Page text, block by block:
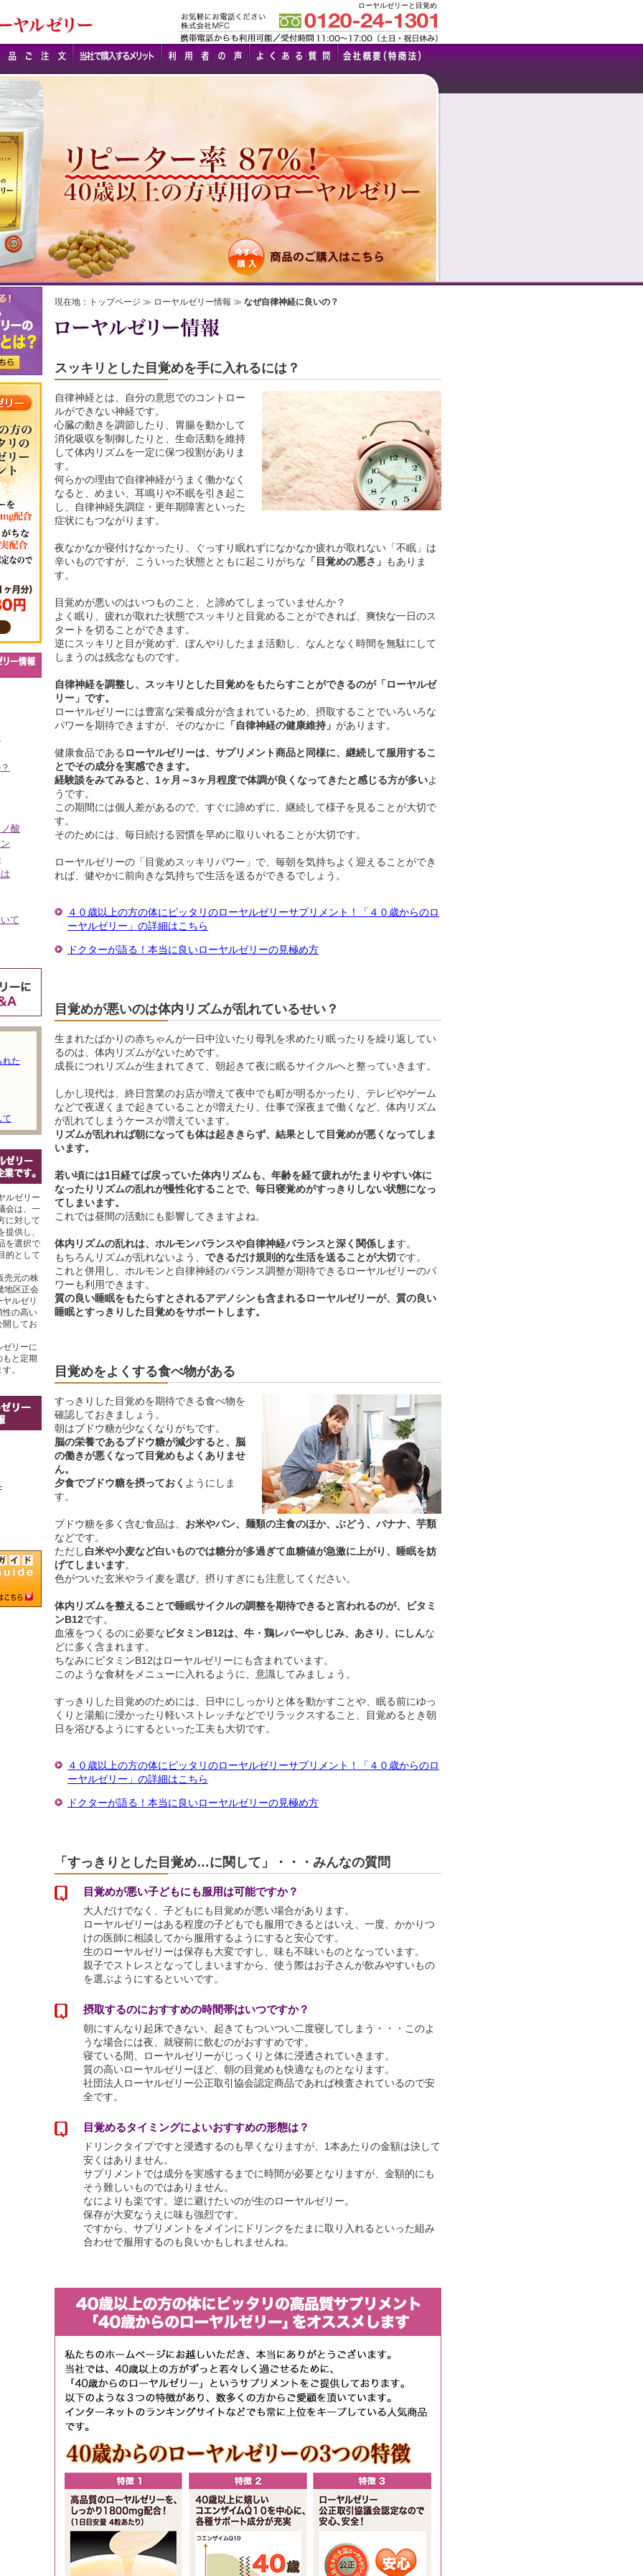
ローヤルゼリーと目覚め
スッキリとした目覚めを手に入れるには？
自律神経とは、自分の意思でのコントロー
ルができない神経です。
心臓の動きを調節したり、胃腸を動かして
消化吸収を制御したりと、生命活動を維持
して体内リズムを一定に保つ役割がありま
す。
何らかの理由で自律神経がうまく働かなく
なると、めまい、耳鳴りや不眠を引き起こ
し、自律神経失調症・更年期障害といった
症状にもつながります。
夜なかなか寝付けなかったり、ぐっすり眠れずになかなか疲れが取れない「不眠」は
辛いものですが、こういった状態とともに起こりがちな 「目覚めの悪さ」 もありま
す。
目覚めが悪いのはいつものこと、と諦めてしまっていませんか？
よく眠り、疲れが取れた状態でスッキリと目覚めることができれば、爽快な一日のス
タートを切ることができます。
逆にスッキリと目が覚めず、ぼんやりしたまま活動し、なんとなく時間を無駄にして
しまうのは残念なものです。
自律神経を調整し、スッキリとした目覚めをもたらすことができるのが「ローヤルゼ
リー」です。
ローヤルゼリーには豊富な栄養成分が含まれているため、摂取することでいろいろな
パワーを期待できますが、そのなかに
「自律神経の健康維持」 があります。
健康食品である ローヤルゼリーは、サプリメント商品と同様に、継続して服用するこ
とでその成分を実感できます。
経験談をみてみると、1ヶ月～3ヶ月程度で体調が良くなってきたと感じる方が多いよ
うです。
この期間には個人差があるので、すぐに諦めずに、継続して様子を見ることが大切で
す。
そのためには、毎日続ける習慣を早めに取りいれることが大切です。
ローヤルゼリーの「目覚めスッキリパワー」で、毎朝を気持ちよく迎えることができ
れば、健やかに前向きな気持ちで生活を送るができるでしょう。
４０歳以上の方の体にピッタリのローヤルゼリーサプリメント！「４０歳からのロ
ーヤルゼリー」の詳細はこちら
ドクターが語る！本当に良いローヤルゼリーの見極め方
目覚めが悪いのは体内リズムが乱れているせい？
生まれたばかりの赤ちゃんが一日中泣いたり母乳を求めたり眠ったりを繰り返してい
るのは、体内リズムがないためです。
成長につれリズムが生まれてきて、朝起きて夜に眠るサイクルへと整っていきます。
しかし現代は、終日営業のお店が増えて夜中でも町が明るかったり、テレビやゲーム
などで夜遅くまで起きていることが増えたり、仕事で深夜まで働くなど、体内リズム
が乱れてしまうケースが増えています。
リズムが乱れれば朝になっても体は起ききらず、結果として目覚めが悪くなってしま
います。
若い頃には1日経てば戻っていた体内リズムも、年齢を経て疲れがたまりやすい体に
なったりリズムの乱れが慢性化することで、毎日寝覚めがすっきりしない状態になっ
てしまいます。
これでは昼間の活動にも影響してきますよね。
体内リズムの乱れは、ホルモンバランスや自律神経バランスと深く関係します。
もちろんリズムが乱れないよう、 できるだけ規則的な生活を送ることが大切です。
これと併用し、ホルモンと自律神経のバランス調整が期待できるローヤルゼリーのパ
ワーも利用できます。
質の良い睡眠をもたらすとされるアデノシンも含まれるローヤルゼリーが、質の良い
睡眠とすっきりした目覚めをサポートします。
目覚めをよくする食べ物がある
すっきりした目覚めを期待できる食べ物を
確認しておきましょう。
朝はブドウ糖が少なくなりがちです。
脳の栄養であるブドウ糖が減少すると、脳
の働きが悪くなって目覚めもよくありませ
ん。
夕食でブドウ糖を摂っておく ようにしま
す。
ブドウ糖を多く含む食品は、 お米やパン、麺類の主食のほか、ぶどう、バナナ、芋類
などです。
ただし白米や小麦など白いものでは糖分が多過ぎて血糖値が急激に上がり、睡眠を妨
げてしまいます。
色がついた玄米やライ麦を選び、摂りすぎにも注意してください。
体内リズムを整えることで睡眠サイクルの調整を期待できると言われるのが、ビタミ
ンB12です。
血液をつくるのに必要なビタミンB12は、牛・鶏レバーやしじみ、あさり、にしんな
どに多く含まれます。
ちなみにビタミンB12はローヤルゼリーにも含まれています。
このような食材をメニューに入れるように、意識してみましょう。
すっきりした目覚めのためには、日中にしっかりと体を動かすことや、眠る前にゆっ
くりと湯船に浸かったり軽いストレッチなどでリラックスすること、目覚めるとき朝
日を浴びるようにするといった工夫も大切です。
４０歳以上の方の体にピッタリのローヤルゼリーサプリメント！「４０歳からのロ
ーヤルゼリー」の詳細はこちら
ドクターが語る！本当に良いローヤルゼリーの見極め方
「すっきりとした目覚め…に関して」・・・みんなの質問
目覚めが悪い子どもにも服用は可能ですか？
大人だけでなく、子どもにも目覚めが悪い場合があります。
ローヤルゼリーはある程度の子どもでも服用できるとはいえ、一度、かかりつ
けの医師に相談してから服用するようにすると安心です。
生のローヤルゼリーは保存も大変ですし、味も不味いものとなっています。
親子でストレスとなってしまいますから、使う際はお子さんが飲みやすいもの
を選ぶようにするといいです。
摂取するのにおすすめの時間帯はいつですか？
朝にすんなり起床できない、起きてもついつい二度寝してしまう・・・このよ
うな場合には夜、就寝前に飲むのがおすすめです。
寝ている間、ローヤルゼリーがじっくりと体に浸透されていきます。
質の高いローヤルゼリーほど、朝の目覚めも快適なものとなります。
社団法人ローヤルゼリー公正取引協会認定商品であれば検査されているので安
全です。
目覚めるタイミングによいおすすめの形態は？
ドリンクタイプですと浸透するのも早くなりますが、1本あたりの金額は決して
安くはありません。
サプリメントでは成分を実感するまでに時間が必要となりますが、金額的にも
そう難しいものではありません。
なによりも楽です。逆に避けたいのが生のローヤルゼリー。
保存が大変なうえに味も強烈です。
ですから、サプリメントをメインにドリンクをたまに取り入れるといった組み
合わせで服用するのも良いかもしれませんね。
酸
て
れた
て
ルゼリー
会は、一
に対して
提供し、
を選択で
的として
売元の株
地区正会
ルゼリ
性の高い
開してお
ゼリーに
もと定期
。
現在地： トップページ ≫ ローヤルゼリー情報 ≫ なぜ自律神経に良いの？